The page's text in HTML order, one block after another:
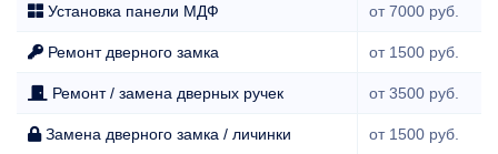
Установка панели МДФ от 7000 руб.
Ремонт дверного замка от 1500 руб.
Ремонт / замена дверных ручек от 3500 руб.
Замена дверного замка / личинки от 1500 руб.